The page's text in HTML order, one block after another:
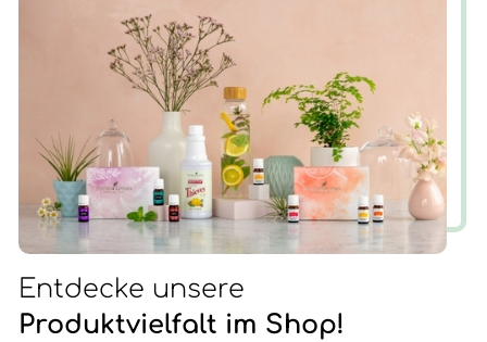
Entdecke unsere
Produktvielfalt im Shop!